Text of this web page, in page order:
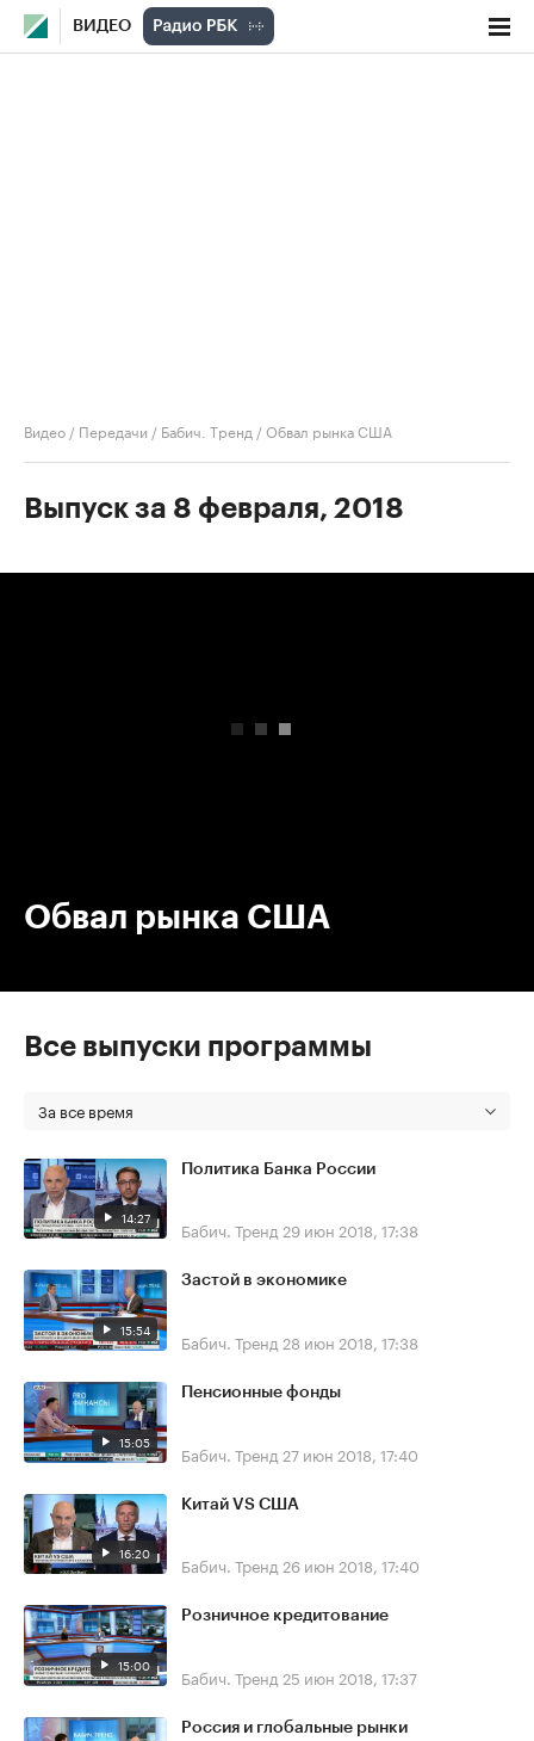
ВИДЕО
Видео / Передачи / Бабич. Тренд /Обвал рынка США
Выпуск за 8 февраля, 2018
Обвал рынка США
Все выпуски программы
За все время
14:27
Политика Банка России
Бабич. Тренд 29 июн 2018, 17:38
15:54
Застой в экономике
Бабич. Тренд 28 июн 2018, 17:38
15:05
Пенсионные фонды
Бабич. Тренд 27 июн 2018, 17:40
16:20
Китай VS США
Бабич. Тренд 26 июн 2018, 17:40
15:00
Розничное кредитование
Бабич. Тренд 25 июн 2018, 17:37
Россия и глобальные рынки